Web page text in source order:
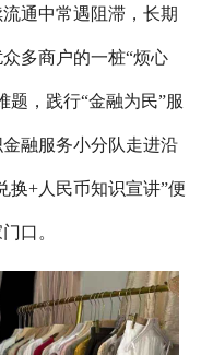
通中常遇阻滞，长期
多商户的一桩“烦心
题，践行“金融为民”服
融服务小分队走进沿
换+人民币知识宣讲”便
口。